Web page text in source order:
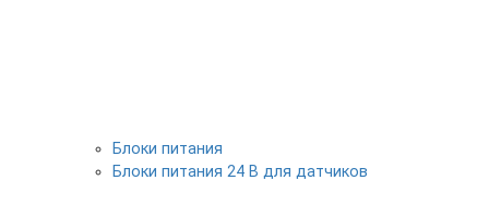
Блоки питания
Блоки питания 24 В для датчиков